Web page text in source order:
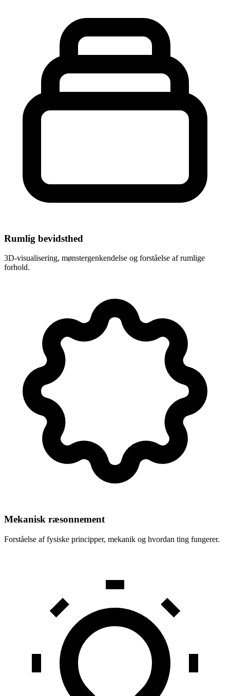
Rumlig bevidsthed
3D-visualisering, mønstergenkendelse og forståelse af rumlige
forhold.
Mekanisk ræsonnement
Forståelse af fysiske principper, mekanik og hvordan ting fungerer.